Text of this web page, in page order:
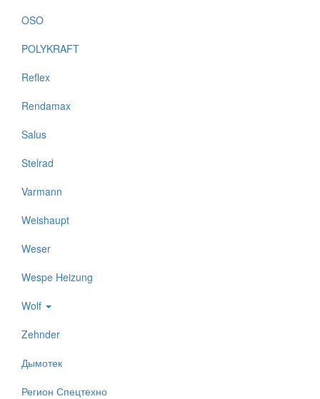
OSO
POLYKRAFT
Reflex
Rendamax
Salus
Stelrad
Varmann
Weishaupt
Weser
Wespe Heizung
Wolf
Zehnder
Дымотек
Регион Спецтехно